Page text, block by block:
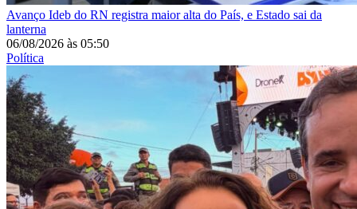
Avanço Ideb do RN registra maior alta do País, e Estado sai da
lanterna
06/08/2026 às 05:50
Política